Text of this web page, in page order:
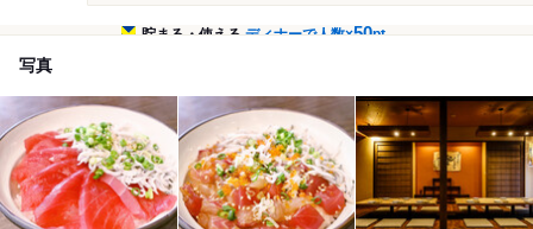
貯まる・使えるディナーで人数×50pt
写真